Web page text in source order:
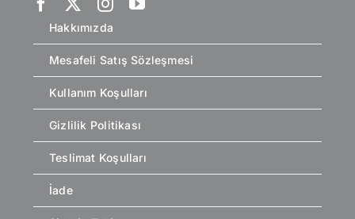
Hakkımızda
Mesafeli Satış Sözleşmesi
Kullanım Koşulları
Gizlilik Politikası
Teslimat Koşulları
İade